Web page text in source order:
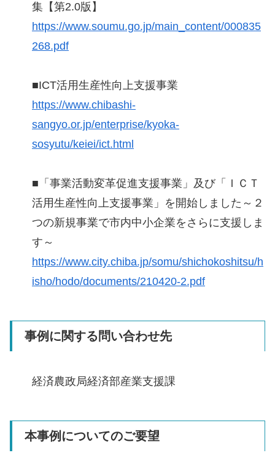
集【第2.0版】
https://www.soumu.go.jp/main_content/000835
268.pdf
■ICT活用生産性向上支援事業
https://www.chibashi-
sangyo.or.jp/enterprise/kyoka-
sosyutu/keiei/ict.html
■「事業活動変革促進支援事業」及び「ＩＣＴ
活用生産性向上支援事業」を開始しました～２
つの新規事業で市内中小企業をさらに支援しま
す～
https://www.city.chiba.jp/somu/shichokoshitsu/h
isho/hodo/documents/210420-2.pdf
事例に関する問い合わせ先
経済農政局経済部産業支援課
本事例についてのご要望